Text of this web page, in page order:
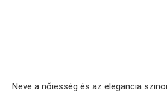
Neve a nőiesség és az elegancia